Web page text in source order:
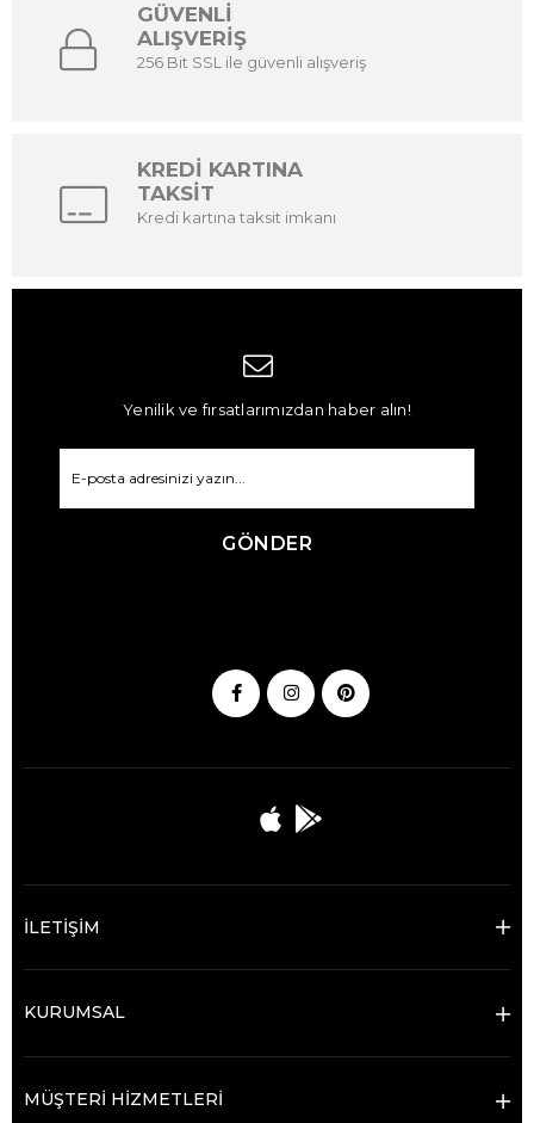
GÜVENLİ
ALIŞVERİŞ
256 Bit SSL ile güvenli alışveriş
KREDİ KARTINA
TAKSİT
Kredi kartına taksit imkanı
Yenilik ve fırsatlarımızdan haber alın!
GÖNDER
İLETİŞİM
KURUMSAL
MÜŞTERİ HİZMETLERİ